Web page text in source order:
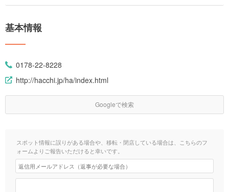
基本情報
0178-22-8228
http://hacchi.jp/ha/index.html
Googleで検索
スポット情報に誤りがある場合や、移転・閉店している場合は、こちらのフ
ォームよりご報告いただけると幸いです。